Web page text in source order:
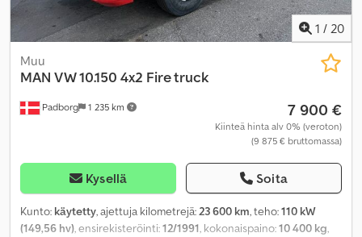
1 / 20
Padborg 1 235 km
Muu
MAN VW 10.150 4x2 Fire truck
7 900 €
Kiinteä hinta alv 0% (veroton)
(9 875 € bruttomassa)
Kysellä Soita
Kunto: käytetty, ajettuja kilometrejä:23 600 km, teho:110 kW
(149,56 hv), ensirekisteröinti:12/1991, kokonaispaino:10 400 kg,